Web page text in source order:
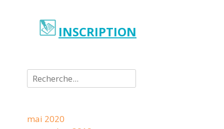
INSCRIPTION
Rechercher :
mai 2020